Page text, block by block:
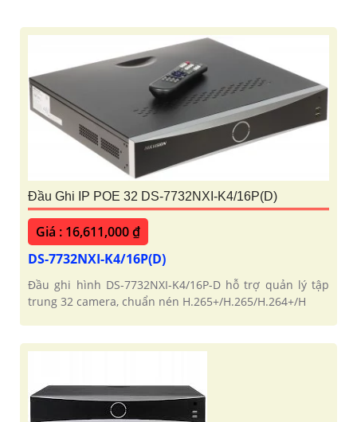
Đầu Ghi IP POE 32 DS-7732NXI-K4/16P(D)
Giá : 16,611,000 ₫
DS-7732NXI-K4/16P(D)
Đầu ghi hình DS-7732NXI-K4/16P-D hỗ trợ quản lý tập
trung 32 camera, chuẩn nén H.265+/H.265/H.264+/H